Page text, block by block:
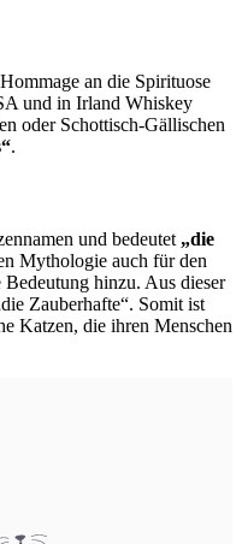
an die Spirituose
und in Irland Whiskey
oder Schottisch-Gällischen
.
und bedeutet „die
Mythologie auch für den
hinzu. Aus dieser
Zauberhafte“. Somit ist
Katzen, die ihren Menschen